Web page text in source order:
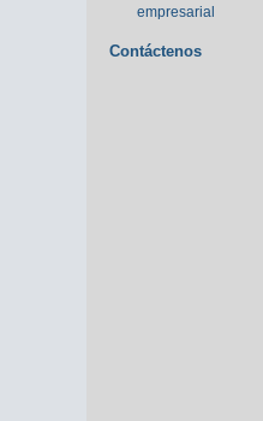
empresarial
Contáctenos